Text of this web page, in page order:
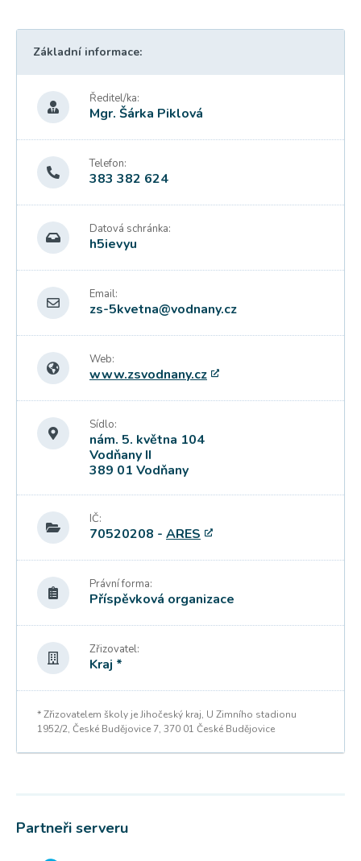
Základní informace:
Ředitel/ka:
Mgr. Šárka Piklová
Telefon:
383 382 624
Datová schránka:
h5ievyu
Email:
zs-5kvetna@vodnany.cz
Web:
www.zsvodnany.cz
Sídlo:
nám. 5. května 104
Vodňany II
389 01 Vodňany
IČ:
70520208 - ARES
Právní forma:
Příspěvková organizace
Zřizovatel:
Kraj *
* Zřizovatelem školy je Jihočeský kraj, U Zimního stadionu
1952/2, České Budějovice 7, 370 01 České Budějovice
Partneři serveru